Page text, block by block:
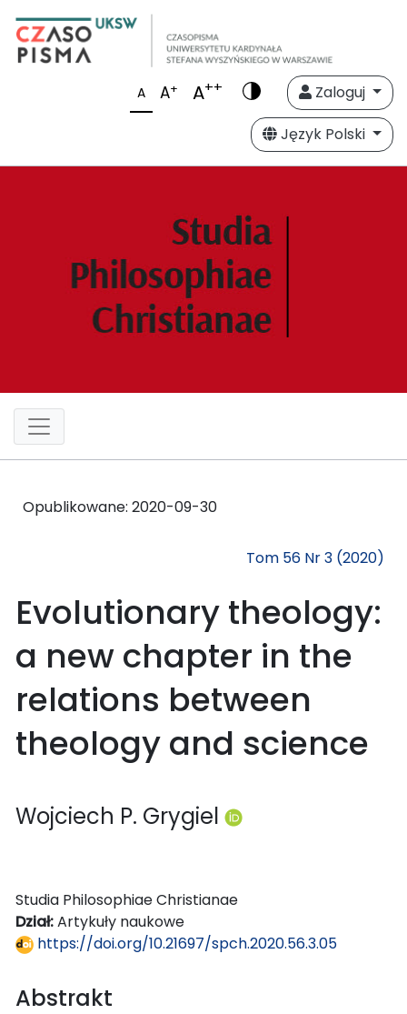
A A+ A++
Zaloguj
Język Polski
Opublikowane: 2020-09-30
Tom 56 Nr 3 (2020)
Evolutionary theology:
a new chapter in the
relations between
theology and science
Wojciech P. Grygiel
Studia Philosophiae Christianae
Dział:Artykuły naukowe
https://doi.org/10.21697/spch.2020.56.3.05
Abstrakt